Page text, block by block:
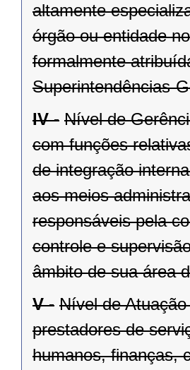
altamente
órgão ou entidade
formalmente
Superintendências-
IV - Nível de
com funções
de integração
aos meios
responsáveis pela
controle e
âmbito de sua área
V - Nível de
prestadores de
humanos, finanças,